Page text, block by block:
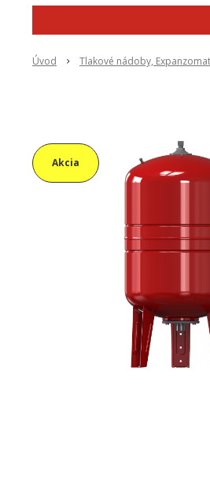
Úvod Tlakové nádoby,
Akcia